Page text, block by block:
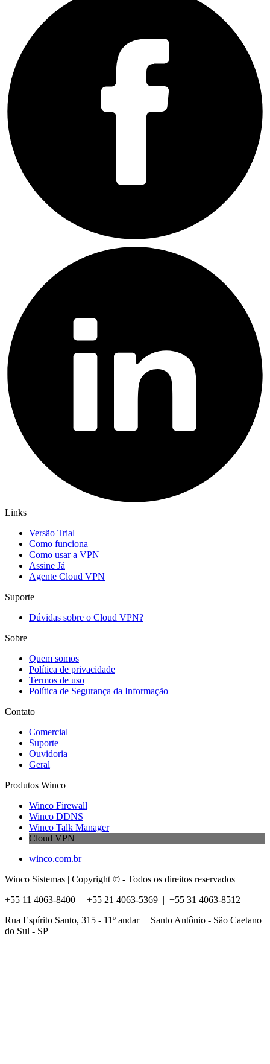
Links
Versão Trial
Como funciona
Como usar a VPN
Assine Já
Agente Cloud VPN
Suporte
Dúvidas sobre o Cloud VPN?
Sobre
Quem somos
Política de privacidade
Termos de uso
Política de Segurança da Informação
Contato
Comercial
Suporte
Ouvidoria
Geral
Produtos Winco
Winco Firewall
Winco DDNS
Winco Talk Manager
Cloud VPN
winco.com.br
Winco Sistemas | Copyright © - Todos os direitos reservados
+55 11 4063-8400 | +55 21 4063-5369 | +55 31 4063-8512
Rua Espírito Santo, 315 - 11º andar | Santo Antônio - São Caetano
do Sul - SP